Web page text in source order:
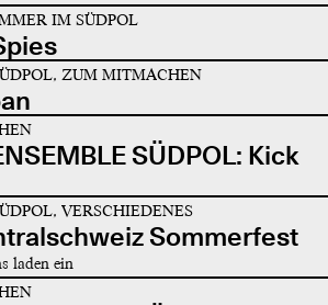
IM SÜDPOL
ZUM MITMACHEN
SÜDPOL: Kick
VERSCHIEDENES
Sommerfest
laden ein